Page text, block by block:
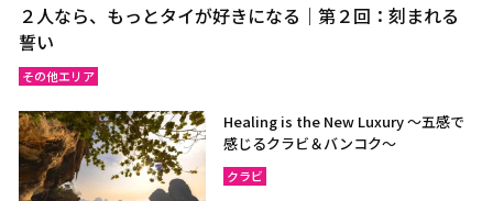
２人なら、もっとタイが好きになる｜第２回：刻まれる
誓い
その他エリア
Healing is the New Luxury ～五感で
感じるクラビ＆バンコク～
クラビ